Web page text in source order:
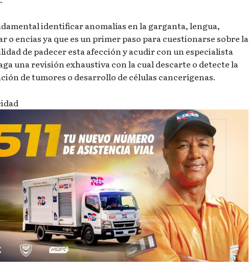
identificar anomalías en la garganta, lengua,
o encías ya que es un primer paso para cuestionarse sobre la
de padecer esta afección y acudir con un especialista
una revisión exhaustiva con la cual descarte o detecte la
de tumores o desarrollo de células cancerígenas.